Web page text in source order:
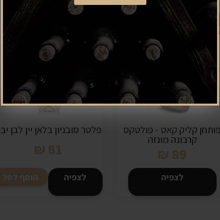
קליק קאט - פולטקס
קרבונה מונזה
89
₪
לצפיה
פלטר סובניון בלאן יין לבן
81
₪
לצפיה הוסף לסל